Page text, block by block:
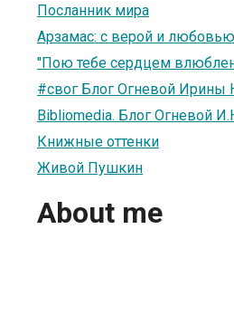
Посланник мира
Арзамас: с верой и любовью
"Пою тебе сердцем
#свог Блог Огневой Ирины
Bibliomedia. Блог Огневой
Книжные оттенки
Живой Пушкин
About me